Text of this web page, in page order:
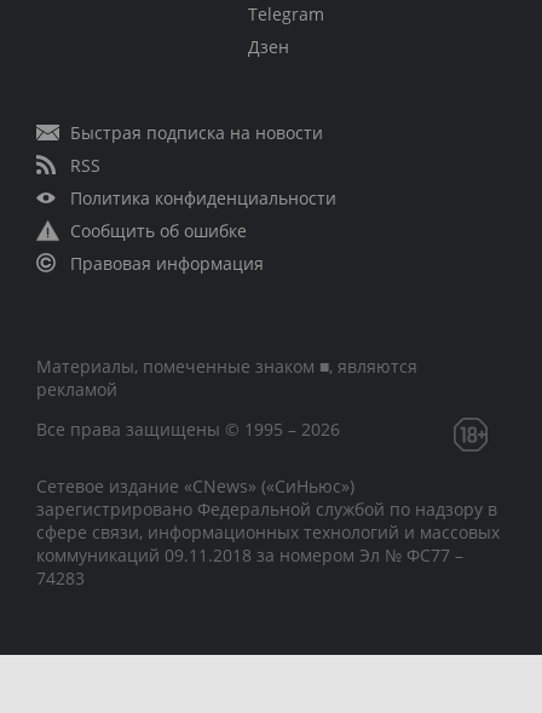
Telegram
Дзен
Быстрая подписка на новости
RSS
Политика конфиденциальности
Сообщить об ошибке
Правовая информация
Материалы, помеченные знаком ■, являются
рекламой
Все права защищены © 1995 – 2026
Сетевое издание «CNews» («СиНьюс»)
зарегистрировано Федеральной службой по надзору в
сфере связи, информационных технологий и массовых
коммуникаций 09.11.2018 за номером Эл № ФС77 –
74283